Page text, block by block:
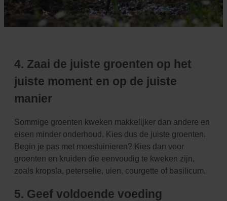
4. Zaai de juiste groenten op het
juiste moment en op de juiste
manier
Sommige groenten kweken makkelijker dan andere en
eisen minder onderhoud. Kies dus de juiste groenten.
Begin je pas met moestuinieren? Kies dan voor
groenten en kruiden die eenvoudig te kweken zijn,
zoals kropsla, peterselie, uien, courgette of basilicum.
5. Geef voldoende voeding